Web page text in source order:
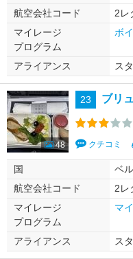
航空会社コード
2レ
マイレージ
プログラム
ボ
アライアンス ス
48
23 ブリ
クチコミ
国
ベ
航空会社コード
2レ
マイレージ
プログラム
マ
アライアンス ス